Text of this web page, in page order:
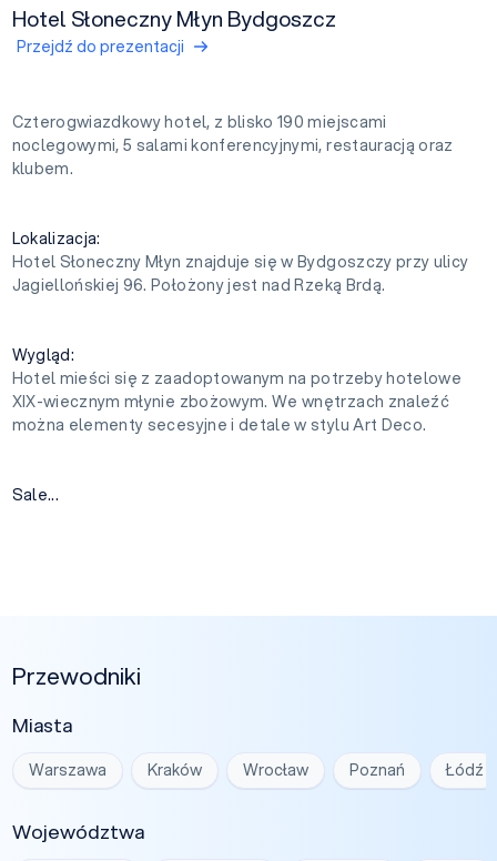
Hotel Słoneczny Młyn Bydgoszcz
Przejdź do prezentacji
Czterogwiazdkowy hotel, z blisko 190 miejscami
noclegowymi, 5 salami konferencyjnymi, restauracją oraz
klubem.
Lokalizacja:
Hotel Słoneczny Młyn znajduje się w Bydgoszczy przy ulicy
Jagiellońskiej 96. Położony jest nad Rzeką Brdą.
Wygląd:
Hotel mieści się z zaadoptowanym na potrzeby hotelowe
XIX-wiecznym młynie zbożowym. We wnętrzach znaleźć
można elementy secesyjne i detale w stylu Art Deco.
Sale...
Przewodniki
Miasta
Warszawa Kraków Wrocław Poznań Łódź
Województwa